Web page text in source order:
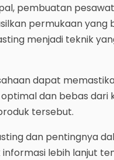
pembuatan
permukaan yang
menjadi teknik
dapat
dan bebas dari
tersebut.
dan pentingnya
lebih lanjut